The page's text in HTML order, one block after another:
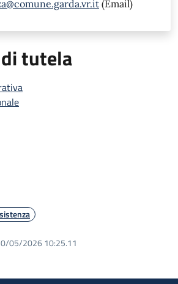
(Email)
tutela
05/2026 10:25.11